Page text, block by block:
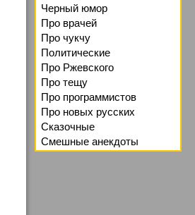
Черный юмор
Про врачей
Про чукчу
Политические
Про Ржевского
Про тещу
Про программистов
Про новых русских
Сказочные
Смешные анекдоты